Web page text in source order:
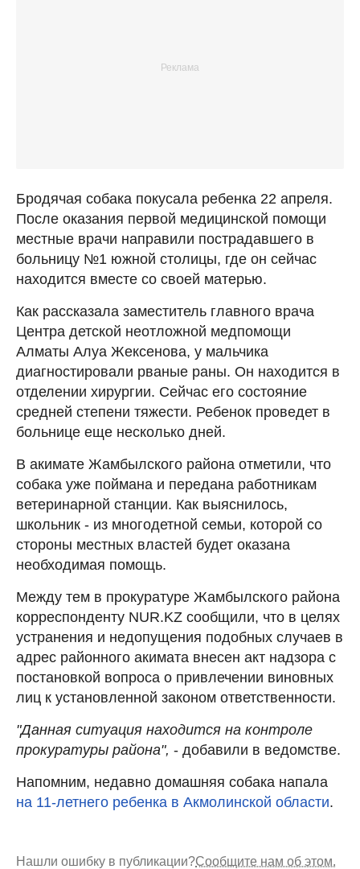
Бродячая собака покусала ребенка 22 апреля.
После оказания первой медицинской помощи
местные врачи направили пострадавшего в
больницу №1 южной столицы, где он сейчас
находится вместе со своей матерью.
Как рассказала заместитель главного врача
Центра детской неотложной медпомощи
Алматы Алуа Жексенова, у мальчика
диагностировали рваные раны. Он находится в
отделении хирургии. Сейчас его состояние
средней степени тяжести. Ребенок проведет в
больнице еще несколько дней.
В акимате Жамбылского района отметили, что
собака уже поймана и передана работникам
ветеринарной станции. Как выяснилось,
школьник - из многодетной семьи, которой со
стороны местных властей будет оказана
необходимая помощь.
Между тем в прокуратуре Жамбылского района
корреспонденту NUR.KZ сообщили, что в целях
устранения и недопущения подобных случаев в
адрес районного акимата внесен акт надзора с
постановкой вопроса о привлечении виновных
лиц к установленной законом ответственности.
"Данная ситуация находится на контроле
прокуратуры района", - добавили в ведомстве.
Напомним, недавно домашняя собака напала
на 11-летнего ребенка в Акмолинской области.
Нашли ошибку в публикации?Сообщите нам об этом.